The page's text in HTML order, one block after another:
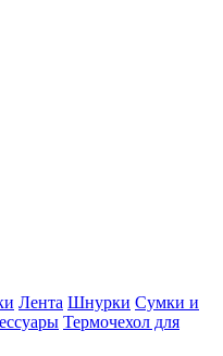
Лента Шнурки Сумки и
Термочехол для